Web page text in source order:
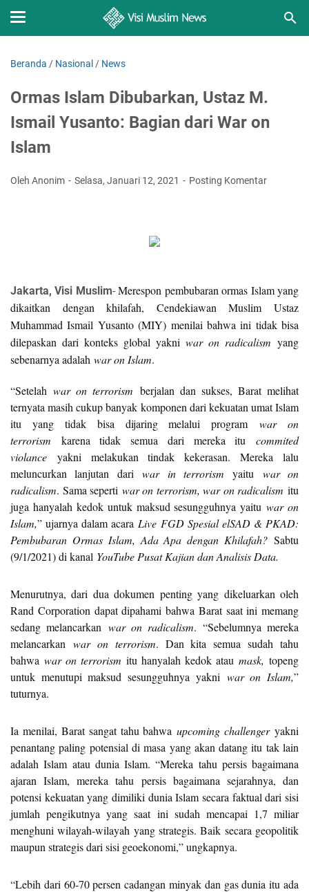
Beranda / Nasional / News
Ormas Islam Dibubarkan, Ustaz M.
Ismail Yusanto: Bagian dari War on
Islam
Oleh Anonim Selasa, Januari 12, 2021 Posting Komentar
Jakarta, Visi Muslim-Merespon pembubaran ormas Islam yang
dikaitkan dengan khilafah, Cendekiawan Muslim Ustaz
Muhammad Ismail Yusanto (MIY) menilai bahwa ini tidak bisa
dilepaskan dari konteks global yakni war on radicalism yang
sebenarnya adalah war on Islam.
“Setelahwar on terrorism berjalan dan sukses, Barat melihat
ternyata masih cukup banyak komponen dari kekuatan umat Islam
itu yang tidak bisa dijaring melalui programwar on
terrorism karena tidak semua dari mereka itu commited
violance yakni melakukan tindak kekerasan. Mereka lalu
meluncurkan lanjutan dariwar in terrorism yaitu war on
radicalism. Sama seperti war on terrorism, war on radicalism itu
juga hanyalah kedok untuk maksud sesungguhnya yaituwar on
Islam,” ujarnya dalam acara Live FGD Spesial elSAD & PKAD:
Pembubaran Ormas Islam, Ada Apa dengan Khilafah? Sabtu
(9/1/2021) di kanal YouTube Pusat Kajian dan Analisis Data.
Menurutnya, dari dua dokumen penting yang dikeluarkan oleh
Rand Corporation dapat dipahami bahwa Barat saat ini memang
sedang melancarkan war on radicalism. “Sebelumnya mereka
melancarkan war on terrorism. Dan kita semua sudah tahu
bahwa war on terrorism itu hanyalah kedok atau mask, topeng
untuk menutupi maksud sesungguhnya yakni war on Islam,”
tuturnya.
Ia menilai, Barat sangat tahu bahwaupcoming challengeryakni
penantang paling potensial di masa yang akan datang itu tak lain
adalah Islam atau dunia Islam. “Mereka tahu persis bagaimana
ajaran Islam, mereka tahu persis bagaimana sejarahnya, dan
potensi kekuatan yang dimiliki dunia Islam secara faktual dari sisi
jumlah pengikutnya yang saat ini sudah mencapai 1,7 miliar
menghuni wilayah-wilayah yang strategis. Baik secara geopolitik
maupun strategis dari sisi geoekonomi,” ungkapnya.
“Lebih dari 60-70 persen cadangan minyak dan gas dunia itu ada